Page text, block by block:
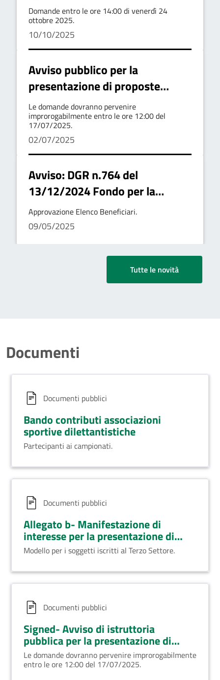
Domande entro le ore 14:00 di venerdì 24
ottobre 2025.
10/10/2025
Avviso pubblico per la
presentazione di proposte
socio- culturali da realizzare nel
periodo luglio/ottobre 2025
Le domande dovranno pervenire
improrogabilmente entro le ore 12:00 del
17/07/2025.
02/07/2025
Avviso: DGR n.764 del
13/12/2024 Fondo per la
promozione dell’attività
sportiva di base sui territori
561) – Misure di finanziamento
ai Comuni per l’erogazione dei
Approvazione Elenco Beneficiari.
09/05/2025
Tutte le novità
Documenti
Documenti pubblici
Bando contributi associazioni
sportive dilettantistiche
Partecipanti ai campionati.
Documenti pubblici
Allegato b- Manifestazione di
interesse per la presentazione di
proposte per la realizzazione di
attività socio educative dei comuni
in favore dei minori
Modello per i soggetti iscritti al Terzo Settore.
Documenti pubblici
Signed- Avviso di istruttoria
pubblica per la presentazione di
proposte per la realizzazione di
attività socio educative dei comuni
Le domande dovranno pervenire improrogabilmente
entro le ore 12:00 del 17/07/2025.